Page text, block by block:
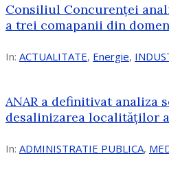
Consiliul Concurenţei
a trei comapanii din
In: ACTUALITATE, Energie,
ANAR a definitivat analiza
desalinizarea localităților
In: ADMINISTRATIE PUBLICA,